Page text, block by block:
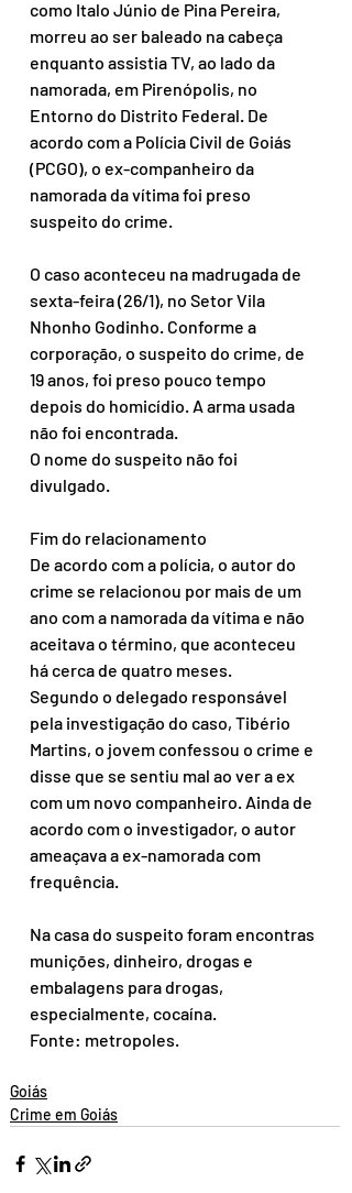
como Italo Júnio de Pina Pereira,
morreu ao ser baleado na cabeça
enquanto assistia TV, ao lado da
namorada, em Pirenópolis, no
Entorno do Distrito Federal. De
acordo com a Polícia Civil de Goiás
(PCGO), o ex-companheiro da
namorada da vítima foi preso
suspeito do crime.
O caso aconteceu na madrugada de
sexta-feira (26/1), no Setor Vila
Nhonho Godinho. Conforme a
corporação, o suspeito do crime, de
19 anos, foi preso pouco tempo
depois do homicídio. A arma usada
não foi encontrada.
O nome do suspeito não foi
divulgado.
Fim do relacionamento
De acordo com a polícia, o autor do
crime se relacionou por mais de um
ano com a namorada da vítima e não
aceitava o término, que aconteceu
há cerca de quatro meses.
Segundo o delegado responsável
pela investigação do caso, Tibério
Martins, o jovem confessou o crime e
disse que se sentiu mal ao ver a ex
com um novo companheiro. Ainda de
acordo com o investigador, o autor
ameaçava a ex-namorada com
frequência.
Na casa do suspeito foram encontras
munições, dinheiro, drogas e
embalagens para drogas,
especialmente, cocaína.
Fonte: metropoles.
Goiás
Crime em Goiás